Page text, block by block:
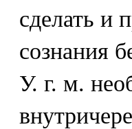
сделать и
сознания
У. г. м.